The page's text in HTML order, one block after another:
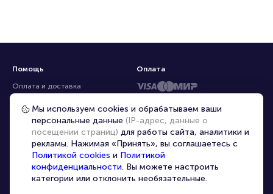
Помощь
Оплата и доставка
Частые вопросы
Перепродажа билетов
Организаторам
Корпоративным клиентам
VIP-билеты
Оплата
Мы используем cookies и обрабатываем ваши
персональные данные (IP-адрес, данные о
посещении страниц) для работы сайта, аналитики и
рекламы. Нажимая «Принять», вы соглашаетесь с
Политикой cookies и Политикой
конфиденциальности. Вы можете настроить
категории или отклонить необязательные.